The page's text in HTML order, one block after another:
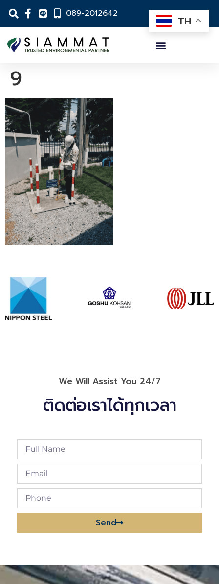
089-2012642
9
We Will Assist You 24/7
ติดต่อเราได้ทุกเวลา
Send
TH